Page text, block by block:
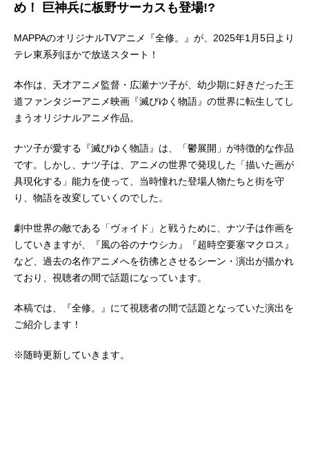
め！ 巨神兵に板野サーカスも登場!?
MAPPAのオリジナルTVアニメ『全修。』が、2025年1月5日より
テレ東系列ほかで放送スタート！
本作は、天才アニメ監督・広瀬ナツ子が、幼少期に好きだった王
道ファンタジーアニメ映画『滅びゆく物語』の世界に転生してし
まうオリジナルアニメ作品。
ナツ子が愛する『滅びゆく物語』は、「鬱展開」が特徴的な作品
です。しかし、ナツ子は、アニメの世界で発現した「描いた画が
具現化する」能力を使って、当時憧れた登場人物たちと街を守
り、物語を改変していくのでした。
劇中世界の敵である「ヴォイド」と戦うために、ナツ子は作画を
していきますが、『風の谷のナウシカ』『超時空要塞マクロス』
など、過去の名作アニメへを彷彿とさせるシーン・演出が描かれ
ており、視聴者の間で話題になっています。
本稿では、『全修。』にて視聴者の間で話題となっていた演出を
ご紹介します！
※随時更新していきます。